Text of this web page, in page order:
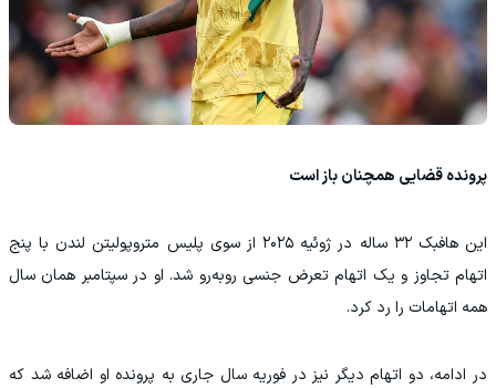
پرونده قضایی همچنان باز است
این هافبک ۳۲ ساله در ژوئیه ۲۰۲۵ از سوی پلیس متروپولیتن لندن با پنج
اتهام تجاوز و یک اتهام تعرض جنسی روبه‌رو شد. او در سپتامبر همان سال
همه اتهامات را رد کرد.
در ادامه، دو اتهام دیگر نیز در فوریه سال جاری به پرونده او اضافه شد که